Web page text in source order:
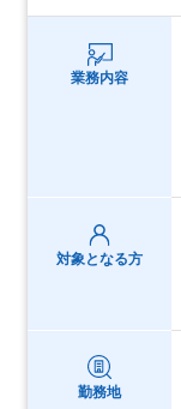
業務内容
対象となる方
勤務地